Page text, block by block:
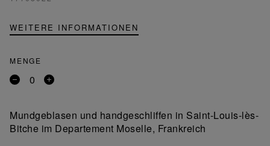
WEITERE INFORMATIONEN
MENGE
Entfernen
Produkt
Ein
Mundgeblasen und handgeschliffen in Saint-Louis-lès-
Bitche im Departement Moselle, Frankreich